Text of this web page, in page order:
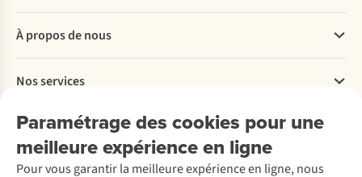
Paramétrage des cookies pour une
meilleure expérience en ligne
Pour vous garantir la meilleure expérience en ligne, nous
Commander
Payer
Livraison
Rétractation d'une commande
Entretien & réparations
Garantie
À propos de nous
Explore More
À propos d’Ayacucho
Nos magasins
À propos d’A.S.Adventure
Nos services
Location / Location sports d’hiver
Entretien de ski
Découvrez
A.S.Magazine